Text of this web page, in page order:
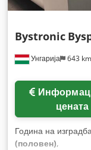
Унгарија 643 km
Bystronic
цената
Година на
(половен),